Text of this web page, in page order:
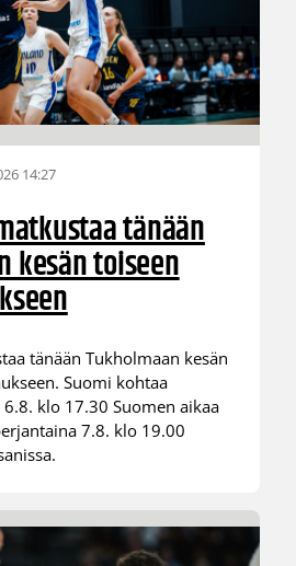
14:27
tänään
kesän toiseen
tänään Tukholmaan kesän
Suomi kohtaa
klo 17.30 Suomen aikaa
7.8. klo 19.00